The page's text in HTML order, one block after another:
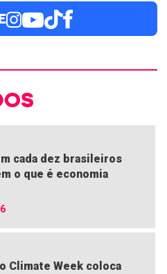
cada dez brasileiros
o que é economia
Climate Week coloca